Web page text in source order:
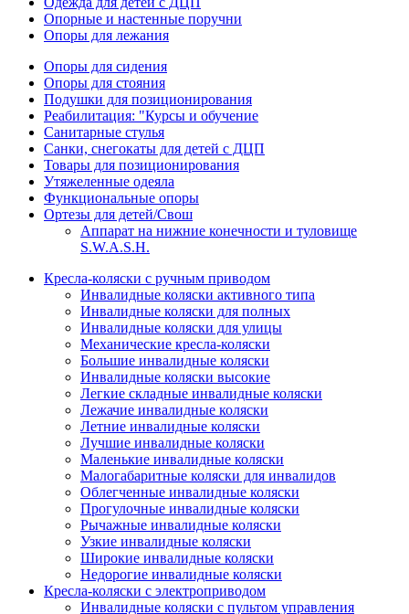
Опорные и настенные поручни
Опоры для лежания
Опоры для сидения
Опоры для стояния
Подушки для позиционирования
Реабилитация: "Курсы и обучение
Санитарные стулья
Санки, снегокаты для детей с ДЦП
Товары для позиционирования
Утяжеленные одеяла
Функциональные опоры
Ортезы для детей/Свош
Аппарат на нижние конечности и туловище
S.W.A.S.H.
Кресла-коляски с ручным приводом
Инвалидные коляски активного типа
Инвалидные коляски для полных
Инвалидные коляски для улицы
Механические кресла-коляски
Большие инвалидные коляски
Инвалидные коляски высокие
Легкие складные инвалидные коляски
Лежачие инвалидные коляски
Летние инвалидные коляски
Лучшие инвалидные коляски
Маленькие инвалидные коляски
Малогабаритные коляски для инвалидов
Облегченные инвалидные коляски
Прогулочные инвалидные коляски
Рычажные инвалидные коляски
Узкие инвалидные коляски
Широкие инвалидные коляски
Недорогие инвалидные коляски
Кресла-коляски с электроприводом
Инвалидные коляски с пультом управления